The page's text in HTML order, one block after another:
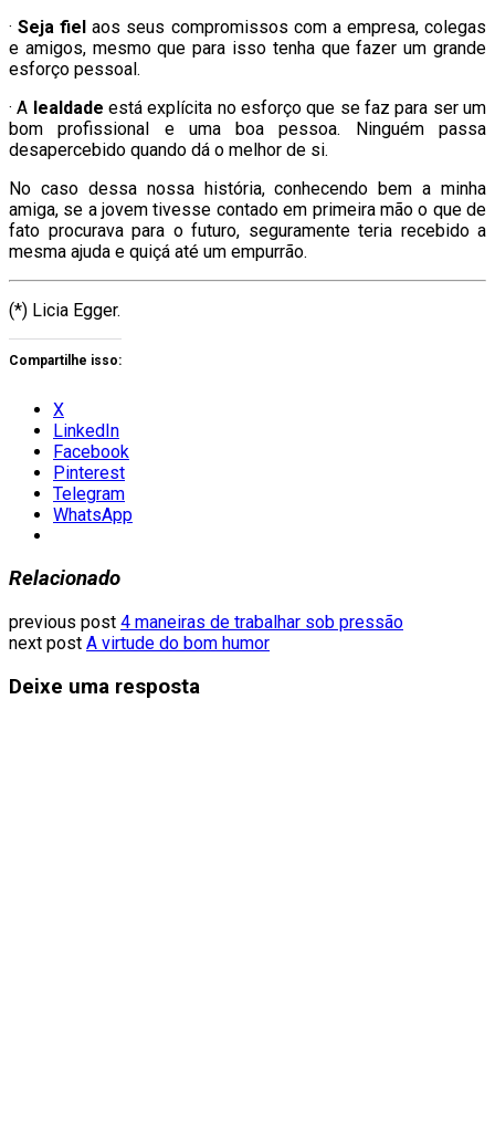
·Seja fiel aos seus compromissos com a empresa, colegas
e amigos, mesmo que para isso tenha que fazer um grande
esforço pessoal.
· A lealdade está explícita no esforço que se faz para ser um
bom profissional e uma boa pessoa. Ninguém passa
desapercebido quando dá o melhor de si.
No caso dessa nossa história, conhecendo bem a minha
amiga, se a jovem tivesse contado em primeira mão o que de
fato procurava para o futuro, seguramente teria recebido a
mesma ajuda e quiçá até um empurrão.
(*) Licia Egger.
Compartilhe isso:
X
LinkedIn
Facebook
Pinterest
Telegram
WhatsApp
Relacionado
previous post 4 maneiras de trabalhar sob pressão
next post A virtude do bom humor
Deixe uma resposta